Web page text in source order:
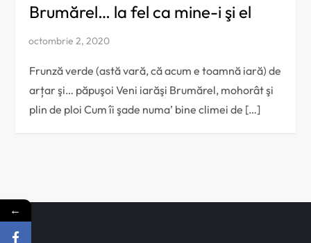
Brumărel… la fel ca mine-i şi el
Frunză verde (astă vară, că acum e toamnă iară) de
arțar şi… păpuşoi Veni iarăşi Brumărel, mohorât şi
plin de ploi Cum îi şade numa’ bine climei de […]
←